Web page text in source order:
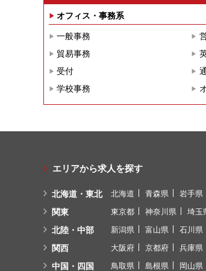
オフィス・事務系
一般事務
貿易事務
受付
学校事務
エリアから求人を探す
北海道・東北 北海道 青森県 岩手県
関東 東京都 神奈川県 埼玉
北陸・中部 新潟県 富山県 石川県
関西 大阪府 京都府 兵庫県
中国・四国 鳥取県 島根県 岡山県